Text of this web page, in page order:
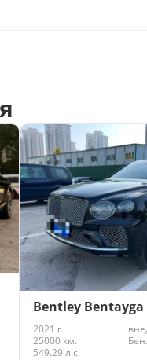
Bentley Bentayga
2021 г.
25000 км.
549.29 л.с.